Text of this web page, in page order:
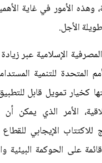
وهذه الأمور في غاية
الأجل.
الإسلامية عبر
للتنمية
كخيار تمويل قابل
الأمر الذي يمكن أن
للاكتتاب الإيجابي للقطاع
على الحوكمة البيئية